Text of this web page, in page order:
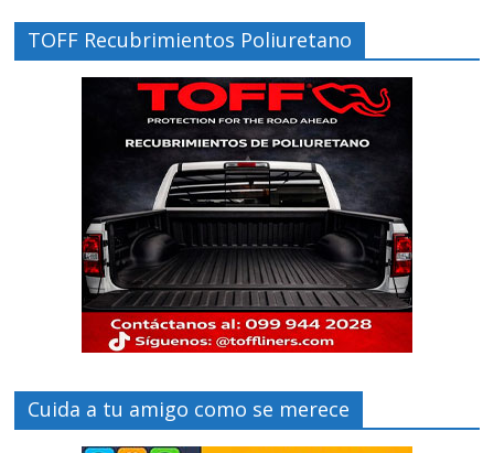
TOFF Recubrimientos Poliuretano
Cuida a tu amigo como se merece